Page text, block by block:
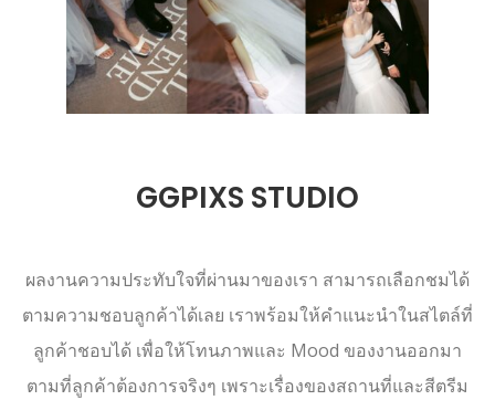
GGPIXS STUDIO
ผลงานความประทับใจที่ผ่านมาของเรา สามารถเลือกชมได้
ตามความชอบลูกค้าได้เลย เราพร้อมให้คำแนะนำในสไตล์ที่
ลูกค้าชอบได้ เพื่อให้โทนภาพและ Mood ของงานออกมา
ตามที่ลูกค้าต้องการจริงๆ เพราะเรื่องของสถานที่และสีตรีม